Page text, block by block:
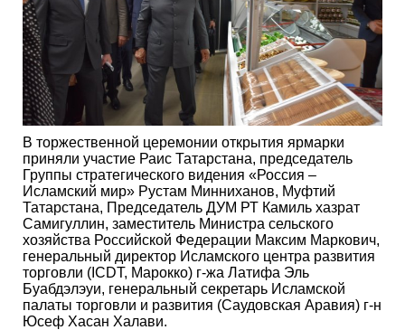
В торжественной церемонии открытия ярмарки
приняли участие Раис Татарстана, председатель
Группы стратегического видения «Россия –
Исламский мир» Рустам Минниханов, Муфтий
Татарстана, Председатель ДУМ РТ Камиль хазрат
Самигуллин, заместитель Министра сельского
хозяйства Российской Федерации Максим Маркович,
генеральный директор Исламского центра развития
торговли (ICDT, Марокко) г-жа Латифа Эль
Буабдэлэуи, генеральный секретарь Исламской
палаты торговли и развития (Саудовская Аравия) г-н
Юсеф Хасан Халави.